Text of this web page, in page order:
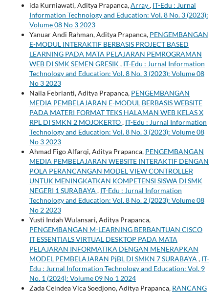
ida Kurniawati, Aditya Prapanca,Array, IT-Edu : Jurnal
Information Technology and Education: Vol. 8 No. 3 (2023):
Volume 08 No 3 2023
Yanuar Andi Rahman, Aditya Prapanca, PENGEMBANGAN
E-MODUL INTERAKTIF BERBASIS PROJECT BASED
LEARNING PADA MATA PELAJARAN PEMROGRAMAN
WEB DI SMK SEMEN GRESIK , IT-Edu : Jurnal Information
Technology and Education: Vol. 8 No. 3 (2023): Volume 08
No 3 2023
Naila Febrianti, Aditya Prapanca, PENGEMBANGAN
MEDIA PEMBELAJARAN E-MODUL BERBASIS WEBSITE
PADA MATERI FORMAT TEKS HALAMAN WEB KELAS X
RPL DI SMKN 2 MOJOKERTO, IT-Edu : Jurnal Information
Technology and Education: Vol. 8 No. 3 (2023): Volume 08
No 3 2023
Ahmad Figo Alfarqi, Aditya Prapanca, PENGEMBANGAN
MEDIA PEMBELAJARAN WEBSITE INTERAKTIF DENGAN
POLA PERANCANGAN MODEL VIEW CONTROLLER
UNTUK MENINGKATKAN KOMPETENSI SISWA DI SMK
NEGERI 1 SURABAYA , IT-Edu : Jurnal Information
Technology and Education: Vol. 8 No. 2 (2023): Volume 08
No 2 2023
Yusti Indah Wulansari, Aditya Prapanca,
PENGEMBANGAN M-LEARNING BERBANTUAN CISCO
IT ESSENTIALS VIRTUAL DESKTOP PADA MATA
PELAJARAN INFORMATIKA DENGAN MENERAPKAN
MODEL PEMBELAJARAN PjBL DI SMKN 7 SURABAYA , IT-
Edu : Jurnal Information Technology and Education: Vol. 9
No. 1 (2024): Volume 09 No 1 2024
Zada Ceindea Vica Soedjono, Aditya Prapanca, RANCANG